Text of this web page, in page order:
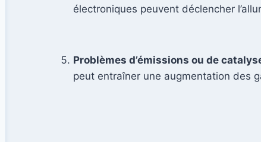
électroniques peuvent déclencher
Problèmes d’émissions ou de
peut entraîner une augmentation des